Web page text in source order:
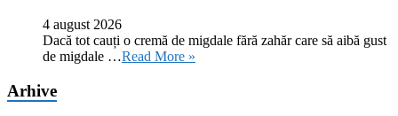
4 august 2026
Dacă tot cauți o cremă de migdale fără zahăr care să aibă gust
de migdale …Read More »
Arhive